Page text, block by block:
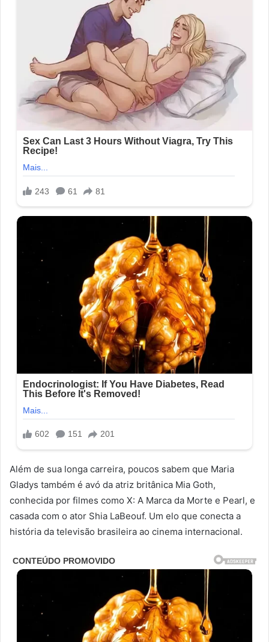
Além de sua longa carreira, poucos sabem que Maria
Gladys também é avó da atriz britânica Mia Goth,
conhecida por filmes como X: A Marca da Morte e Pearl, e
casada com o ator Shia LaBeouf. Um elo que conecta a
história da televisão brasileira ao cinema internacional.